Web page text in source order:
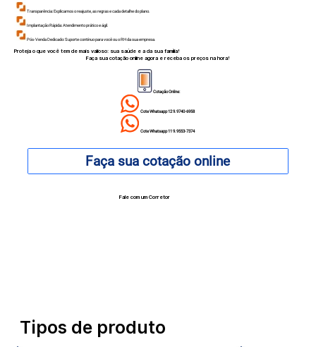
Transparência: Explicamos o reajuste, as regras e cada detalhe do plano.
Implantação Rápida: Atendimento prático e ágil.
Pós-Venda Dedicado: Suporte contínuo para você ou o RH da sua empresa.
Proteja o que você tem de mais valioso: sua saúde e a da sua família!
Faça sua cotação online agora e receba os preços na hora!
Cotação Online:
Cote Whatsapp 12 9.9740-6958
Cote Whatsapp 11 9.9553-7374
Fale com um Corretor
Faça sua cotação online
Tipos de produto